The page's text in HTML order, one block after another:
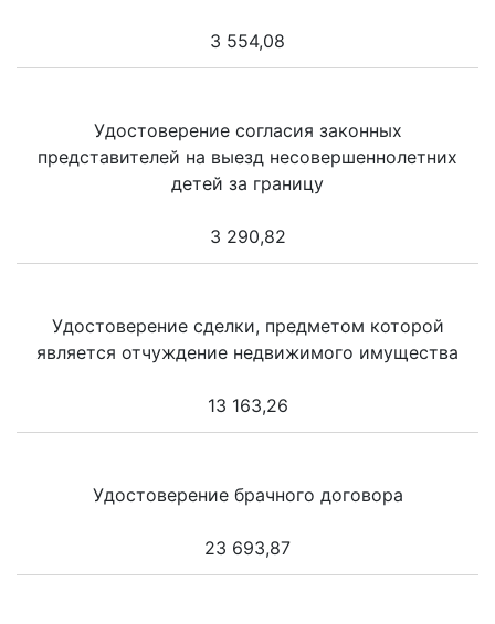
3 554,08
Удостоверение согласия законных
представителей на выезд несовершеннолетних
детей за границу
3 290,82
Удостоверение сделки, предметом которой
является отчуждение недвижимого имущества
13 163,26
Удостоверение брачного договора
23 693,87